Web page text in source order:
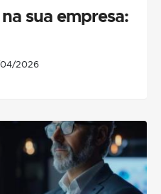
sua empresa:
04/2026